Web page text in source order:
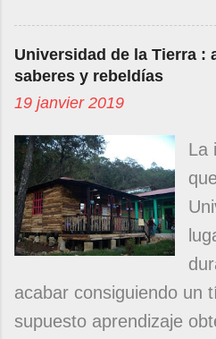
Universidad de la Tierra :
saberes y rebeldías
19 janvier 2019
La
acabar consiguiendo un
supuesto aprendizaje